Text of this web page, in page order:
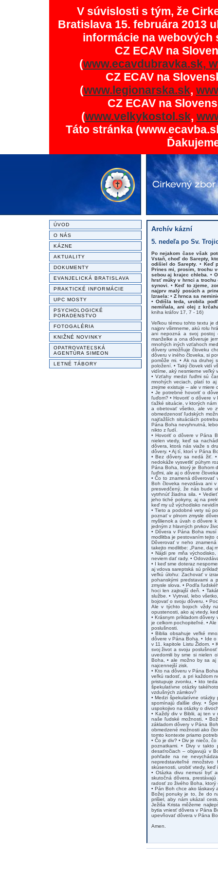
V súvislosti s tým, že
Bratislava 15. februára 2013
informácie na
CZ ECAV na
(www.ecavdubravka.sk,
CZ ECAV na
(www.legionarska.sk,
CZ ECAV na
(www.velkykostol.sk,
Táto stránka
ÚVOD
O NÁS
KÁZNE
AKTUALITY
DOKUMENTY
EVANJELICKÁ BRATISLAVA
PRAKTICKÉ INFORMÁCIE
UPC MOSTY
PSYCHOLOGICKÉ
PORADENSTVO
FOTOGALÉRIA
KNIŽNÉ NOVINKY
OPATROVATEĽSKÁ
AGENTÚRA SIMEON
LETNÉ TÁBORY
Archív kázní
5. nedeľa po Sv.
Po nejakom čase však
Vstaň, choď do Sarepty,
odišiel do Sarepty. • Keď
Prines mi, prosím, trochu
sebou aj krajec chleba. •
hrsť múky v hrnci a trochu
synovi. • Keď to zjeme,
najprv malý posúch a
Izraela: • Z hrnca sa
• Odišla teda, urobila
nemíňala, ani olej z
kniha kráľov 17, 7 - 16)
Veľkou témou tohto textu je
najprv všimneme, akú rolu
ani nepozná a svoj postoj
manželke a ona dôveruje
mnohých iných vzťahoch
dôvery umožňuje človeku
dôveru v iného človeka, si
pomôže mi. • Ak na druhej
položení. • Taký človek vidí
vidíme, aký nesmierne veľký
• Vzťahy medzi ľuďmi sú
mnohých veciach, platí to
zrejme existuje – ale v miere
• Je potrebné hovoriť o
ľuďom? • Hovoriť o dôvere
ťažké situácie, v ktorých
a obetovať všetko, ale vo
obmedzenosť ľudských
najťažších situáciách
Pána Boha nevyhnutná,
nikto z ľudí.
• Hovoriť o dôvere v Pána
nielen vtedy, keď sa
dôvera, ktorá nás viaže s
dôvery. • Aj tí, ktorí v Pána
• Bez dôvery sa nedá žiť.
nedokáže vysvetliť púhym
Pána Boha, ktorý je Bohom
ľuďmi, ale aj o dôvere
• Čo to znamená dôverovať
Boh človeka nevzdáva ani
presvedčený, že nás bude
vytrhnúť žiadna sila. •
jeho tiché pokyny, aj na
keď my už východisko
• Tieto a podobné vety sú
poznať v plnom zmysle
myšlienok a úvah o dôvere
jedným z hlavných prvkov
• Dôvera v Pána Boha
modlitba je pestovaním tejto
Dôverovať v neho
takejto modlitbe: „Pane, daj
• Nájdi pre mňa
neviem dať rady. •
• I keď sme doteraz
aj vdova sareptská sú
veľkú úlohu: Zachovať v
pohanskými predstavami a
zmysle slova. • Podľa
hoci len zajtrajší deň. •
službe. • Vytrval, lebo
bojovať o svoju dôveru. •
Ale v týchto bojoch vždy
opustenosti, ako aj vtedy,
• Krásnym príkladom
je celkom pochopiteľné. •
poslušnosti.
• Biblia obsahuje veľké
dôvere v Pána Boha. • Ide
v 11. kapitole Listu Židom. •
svoj život a svoju
uvedomili by sme si nielen
Boha, • ale možno by sa aj
najcennejší zisk.
• Kto na dôveru v Pána
veľkú radosť, a pri každom
pristupuje zvonku, • kto
špekulatívne otázky
vzdušných zámkov?
• Medzi špekulatívne
spomínajú ďalšie divy. •
uspokojivo na otázky o
• Každý div v Biblii, aj ten v
naše ľudské možnosti, •
základom dôvery v Pána
obmedzené možnosti ako
tomto kontexte priamo
• Čo je div? • Div je niečo,
poznatkami. • Divy v takto
desaťročiach – objavujú v
pohľade na ne
nepredstaviteľné
skúsenosti, urobiť vtedy,
• Otázka divu nemusí byť
skutočná dôvera,
radosť zo živého Boha, ktorý
• Pán Boh chce ako láskavý
Božej ponuky je to, že do
prišiel, aby nám ukázal
Ježiša Krista môžeme
bytia vniesť dôvera v Pána
upevňovať dôvera v Pána
Amen.